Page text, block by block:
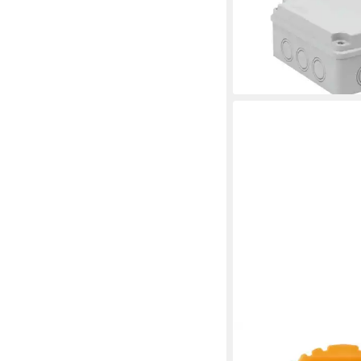
3,99 €
lieferbar - in 3-4
Kabelbox 50 Stück